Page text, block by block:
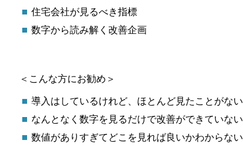
住宅会社が見るべき指標
数字から読み解く改善企画
＜こんな方にお勧め＞
導入はしているけれど、ほとんど見たことがない
なんとなく数字を見るだけで改善ができていない
数値がありすぎてどこを見れば良いかわからない